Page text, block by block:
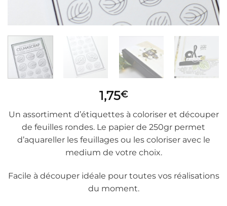
1,75€
Un assortiment d’étiquettes à coloriser et découper
de feuilles rondes. Le papier de 250gr permet
d’aquareller les feuillages ou les coloriser avec le
medium de votre choix.
Facile à découper idéale pour toutes vos réalisations
du moment.